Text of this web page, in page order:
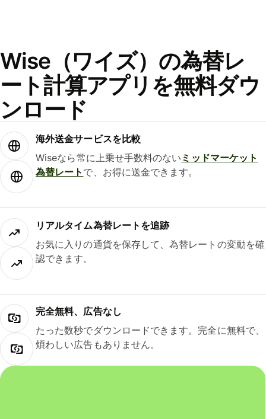
Wise（ワイズ）の為替レ
ート計算アプリを無料ダウ
ンロード
海外送金サービスを比較
Wiseなら常に上乗せ手数料のない ミッドマーケット
為替レート で、お得に送金できます。
リアルタイム為替レートを追跡
お気に入りの通貨を保存して、為替レートの変動を確
認できます。
完全無料、広告なし
たった数秒でダウンロードできます。完全に無料で、
煩わしい広告もありません。